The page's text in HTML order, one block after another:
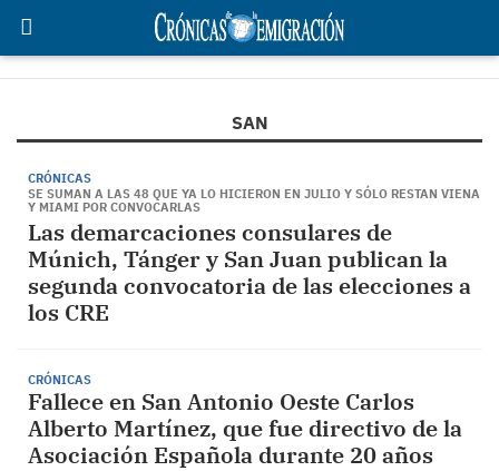
SAN
CRÓNICAS
SE SUMAN A LAS 48 QUE YA LO HICIERON EN JULIO Y SÓLO RESTAN VIENA
Y MIAMI POR CONVOCARLAS
Las demarcaciones consulares de
Múnich, Tánger y San Juan publican la
segunda convocatoria de las elecciones a
los CRE
CRÓNICAS
Fallece en San Antonio Oeste Carlos
Alberto Martínez, que fue directivo de la
Asociación Española durante 20 años